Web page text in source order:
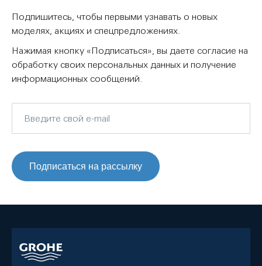
Подпишитесь, чтобы первыми узнавать о новых
моделях, акциях и спецпредложениях.
Нажимая кнопку «Подписаться», вы даете согласие на
обработку своих персональных данных и получение
информационных сообщений.
Подписаться на рассылку